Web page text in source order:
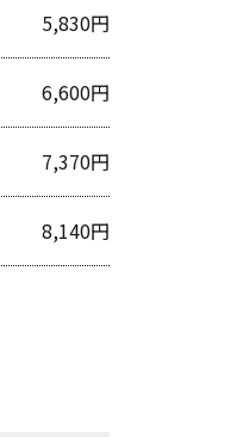
5,830円
6,600円
7,370円
8,140円